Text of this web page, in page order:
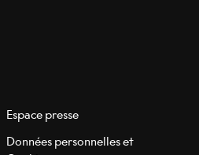
Espace presse
Données personnelles et